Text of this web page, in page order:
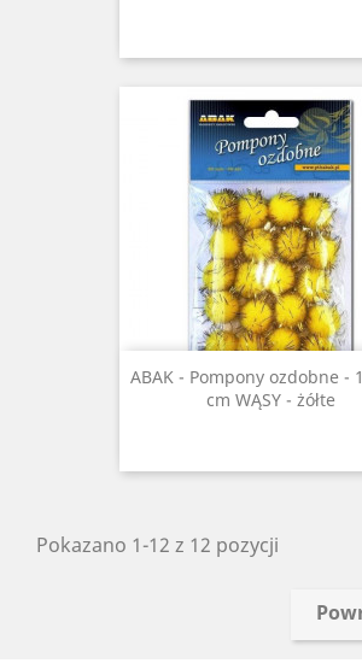
ABAK - Pompony ozdobne -
cm WĄSY - żółte
Pokazano 1-12 z 12 pozycji